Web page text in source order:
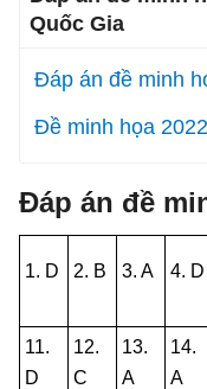
Quốc Gia
Đáp án đề minh
Đề minh họa
Đáp án đề
1. D 2. B 3. A 4. D
11.
D
12.
C
13.
A
14.
A